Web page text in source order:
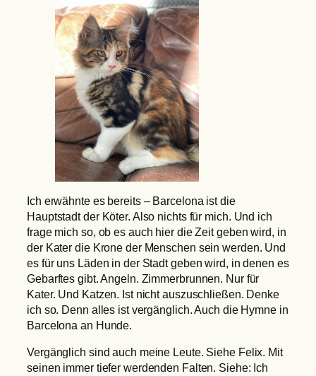
Ich erwähnte es bereits – Barcelona ist die
Hauptstadt der Köter. Also nichts für mich. Und ich
frage mich so, ob es auch hier die Zeit geben wird, in
der Kater die Krone der Menschen sein werden. Und
es für uns Läden in der Stadt geben wird, in denen es
Gebarftes gibt. Angeln. Zimmerbrunnen. Nur für
Kater. Und Katzen. Ist nicht auszuschließen. Denke
ich so. Denn alles ist vergänglich. Auch die Hymne in
Barcelona an Hunde.
Vergänglich sind auch meine Leute. Siehe Felix. Mit
seinen immer tiefer werdenden Falten. Siehe: Ich